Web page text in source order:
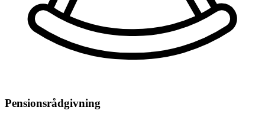
Pensions­rådgivning